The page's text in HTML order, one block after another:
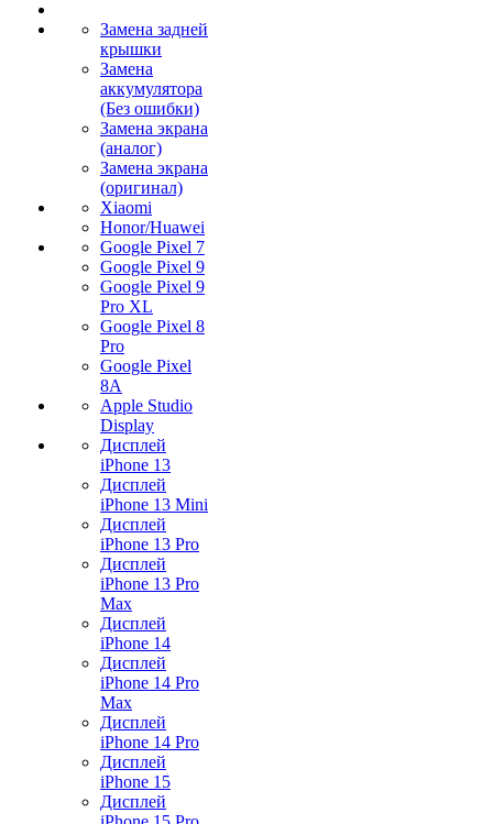
Замена задней
крышки
Замена
аккумулятора
(Без ошибки)
Замена экрана
(аналог)
Замена экрана
(оригинал)
Xiaomi
Honor/Huawei
Google Pixel 7
Google Pixel 9
Google Pixel 9
Pro XL
Google Pixel 8
Pro
Google Pixel
8A
Apple Studio
Display
Дисплей
iPhone 13
Дисплей
iPhone 13 Mini
Дисплей
iPhone 13 Pro
Дисплей
iPhone 13 Pro
Max
Дисплей
iPhone 14
Дисплей
iPhone 14 Pro
Max
Дисплей
iPhone 14 Pro
Дисплей
iPhone 15
Дисплей